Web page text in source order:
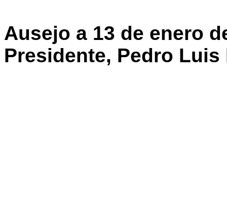
Ausejo a 13 de enero
Presidente, Pedro Luis